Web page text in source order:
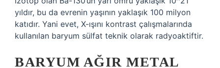
yıldır, bu da evrenin yaşının yaklaşık 100 milyon
katıdır. Yani evet, X-ışını kontrast çalışmalarında
kullanılan baryum sülfat teknik olarak radyoaktiftir.
BARYUM AĞIR METAL